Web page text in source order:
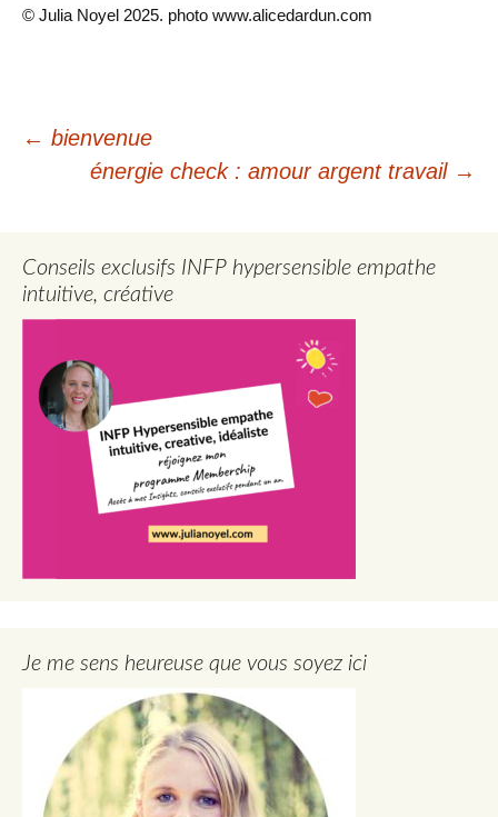
© Julia Noyel 2025. photo www.alicedardun.com
Navigation
← bienvenue
énergie check : amour argent travail →
Conseils exclusifs INFP hypersensible empathe
intuitive, créative
Je me sens heureuse que vous soyez ici